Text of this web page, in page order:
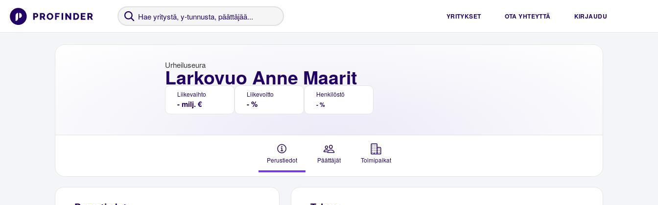
YRITYKSET OTA YHTEYTTÄ KIRJAUDU
Larkovuo Anne Maarit
Urheiluseura
Liikevaihto
- milj. €
Liikevoitto
- %
Henkilöstö
- %
Perustiedot Päättäjät Toimipaikat